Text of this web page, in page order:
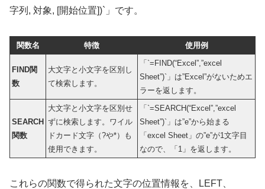
字列, 対象, [開始位置])`」です。
関数名 特徴 使用例
FIND関
数
大文字と小文字を区別し
て検索します。
「`=FIND(“Excel”,”excel
Sheet”)`」は”Excel”がないためエ
ラーを返します。
SEARCH
関数
大文字と小文字を区別せ
ずに検索します。ワイル
ドカード文字（?や*）も
使用できます。
「`=SEARCH(“Excel”,”excel
Sheet”)`」は”e”から始まる
「excel Sheet」の”e”が1文字目
なので、「1」を返します。
これらの関数で得られた文字の位置情報を、LEFT、